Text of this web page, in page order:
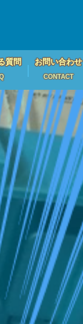
質問 お問い合わせ
CONTACT